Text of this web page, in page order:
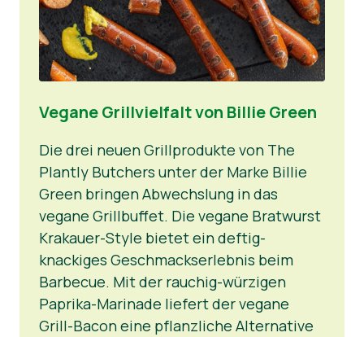
News
Vegane Grillvielfalt von Billie Green
Die drei neuen Grillprodukte von The
Plantly Butchers unter der Marke Billie
Green bringen Abwechslung in das
vegane Grillbuffet. Die vegane Bratwurst
Krakauer-Style bietet ein deftig-
knackiges Geschmackserlebnis beim
Barbecue. Mit der rauchig-würzigen
Paprika-Marinade liefert der vegane
Grill-Bacon eine pflanzliche Alternative